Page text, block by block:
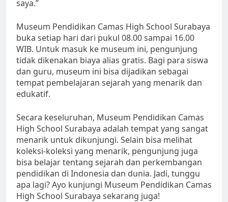
saya.”
Museum Pendidikan Camas High School Surabaya
buka setiap hari dari pukul 08.00 sampai 16.00
WIB. Untuk masuk ke museum ini, pengunjung
tidak dikenakan biaya alias gratis. Bagi para siswa
dan guru, museum ini bisa dijadikan sebagai
tempat pembelajaran sejarah yang menarik dan
edukatif.
Secara keseluruhan, Museum Pendidikan Camas
High School Surabaya adalah tempat yang sangat
menarik untuk dikunjungi. Selain bisa melihat
koleksi-koleksi yang menarik, pengunjung juga
bisa belajar tentang sejarah dan perkembangan
pendidikan di Indonesia dan dunia. Jadi, tunggu
apa lagi? Ayo kunjungi Museum Pendidikan Camas
High School Surabaya sekarang juga!